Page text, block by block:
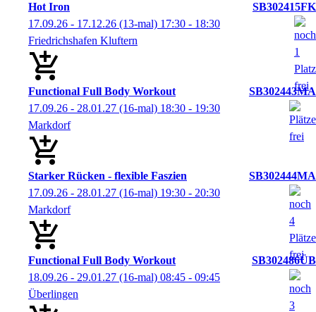
Hot Iron
SB302415FK
17.09.26 - 17.12.26 (13-mal) 17:30 - 18:30
Friedrichshafen Kluftern
Functional Full Body Workout
SB302443MA
17.09.26 - 28.01.27 (16-mal) 18:30 - 19:30
Markdorf
Starker Rücken - flexible Faszien
SB302444MA
17.09.26 - 28.01.27 (16-mal) 19:30 - 20:30
Markdorf
Functional Full Body Workout
SB302486ÜB
18.09.26 - 29.01.27 (16-mal) 08:45 - 09:45
Überlingen